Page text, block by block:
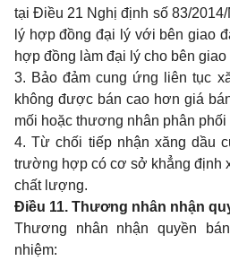
tại Điều 21 Nghị định số 83/
lý hợp đồng đại lý với bên giao
hợp đồng làm đại lý cho bên giao
3. Bảo đảm cung ứng liên tục
không được bán cao hơn giá
mối hoặc thương nhân phân phối
4. Từ chối tiếp nhận xăng dầu
trường hợp có cơ sở khẳng định
chất lượng.
Điều 11. Thương nhân nhận
Thương nhân nhận quyền
nhiệm: